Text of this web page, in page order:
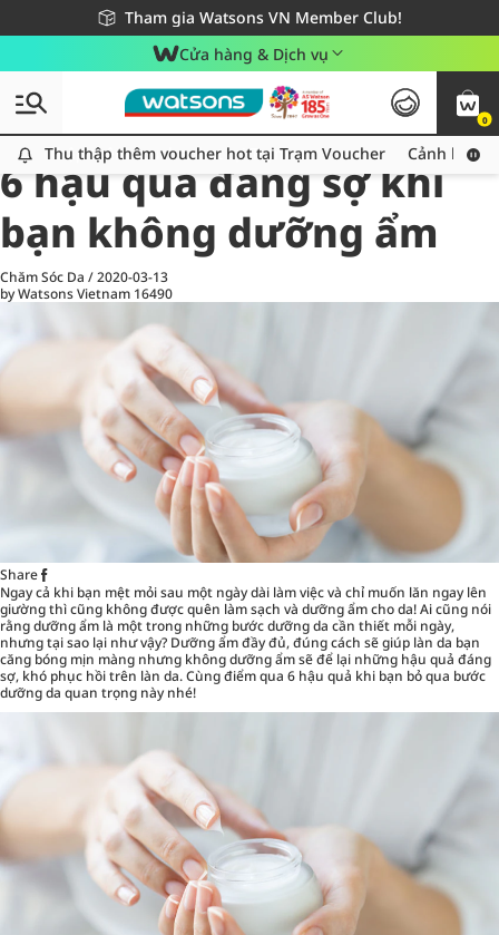
Tham gia Watsons VN Member Club!
Miễn phí giao hàng cho đơn hàng từ 249,000Đ
Giao hàng nhanh 24h - Áp dụng khu vực TP. Hồ Chí Minh
Cửa hàng & Dịch vụ
0
Thu thập thêm voucher hot tại Trạm Voucher
Thu thập thêm voucher hot tại Trạm Voucher Cảnh báo
All
Chăm Sóc Cá Nhân
6 hậu quả đáng sợ khi
bạn không dưỡng ẩm
Chăm Sóc Da /2020-03-13
by Watsons Vietnam 16490
Share
Ngay cả khi bạn mệt mỏi sau một ngày dài làm việc và chỉ muốn lăn ngay lên
giường thì cũng không được quên làm sạch và dưỡng ẩm cho da! Ai cũng nói
rằng dưỡng ẩm là một trong những bước dưỡng da cần thiết mỗi ngày,
nhưng tại sao lại như vậy? Dưỡng ẩmđầy đủ, đúng cách sẽ giúp làn da bạn
căng bóng mịn màng nhưng không dưỡng ẩm sẽ để lại những hậu quả đáng
sợ, khó phục hồi trên làn da. Cùng điểm qua 6 hậu quả khi bạn bỏ qua bước
dưỡng da quan trọng này nhé!